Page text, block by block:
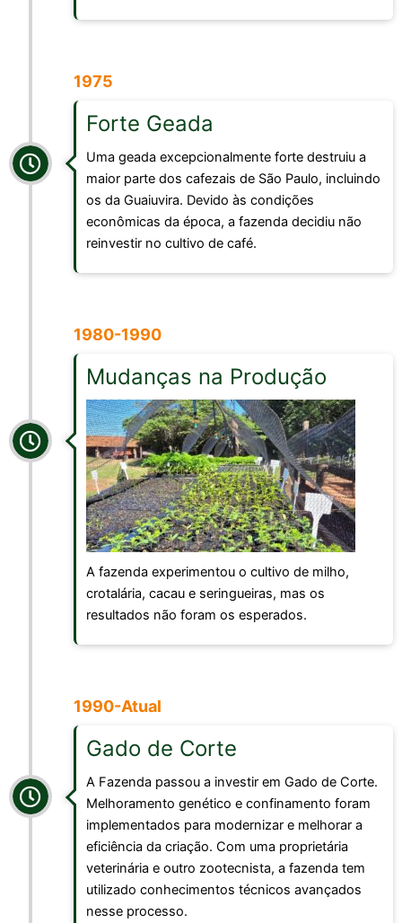
1975
Forte Geada
Uma geada excepcionalmente forte destruiu a
maior parte dos cafezais de São Paulo, incluindo
os da Guaiuvira. Devido às condições
econômicas da época, a fazenda decidiu não
reinvestir no cultivo de café.
1980-1990
Mudanças na Produção
A fazenda experimentou o cultivo de milho,
crotalária, cacau e seringueiras, mas os
resultados não foram os esperados.
1990-Atual
Gado de Corte
A Fazenda passou a investir em Gado de Corte.
Melhoramento genético e confinamento foram
implementados para modernizar e melhorar a
eficiência da criação. Com uma proprietária
veterinária e outro zootecnista, a fazenda tem
utilizado conhecimentos técnicos avançados
nesse processo.